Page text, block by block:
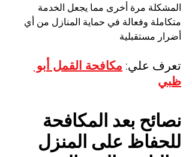
المشكلة مرة أخرى مما يجعل الخدمة
متكاملة وفعالة في حماية المنازل من أي
أضرار مستقبلية
تعرف علي: مكافحة القمل أبو
ظبي
نصائح بعد المكافحة
للحفاظ على المنزل